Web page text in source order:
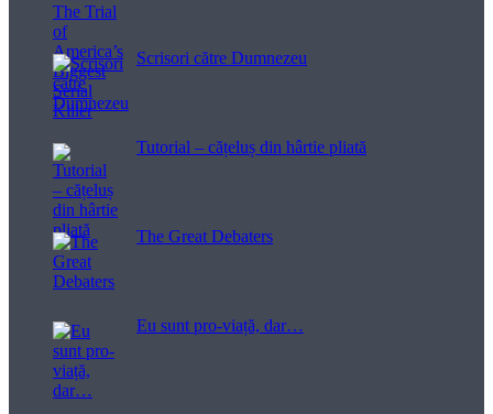
Scrisori către Dumnezeu
Tutorial – cățeluș din hârtie pliată
The Great Debaters
Eu sunt pro-viață, dar…